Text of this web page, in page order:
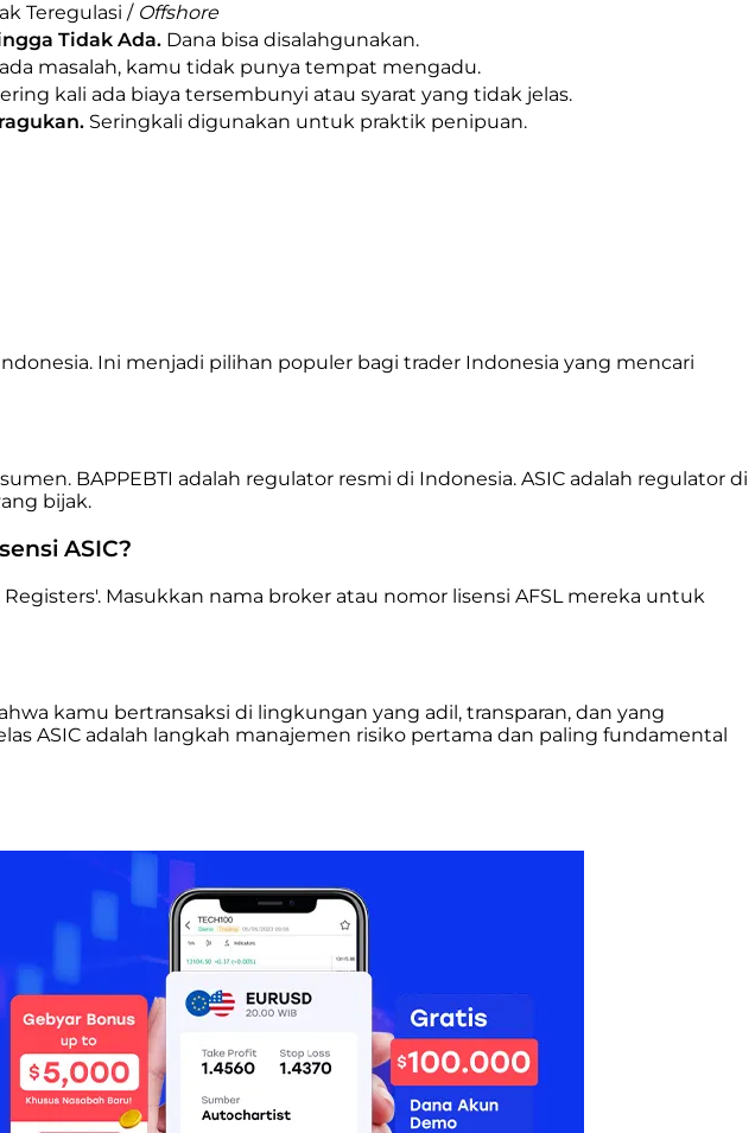
Teregulasi / Offshore
Tidak Ada. Dana bisa disalahgunakan.
masalah, kamu tidak punya tempat mengadu.
kali ada biaya tersembunyi atau syarat yang tidak jelas.
Seringkali digunakan untuk praktik penipuan.
Ini menjadi pilihan populer bagi trader Indonesia yang mencari
BAPPEBTI adalah regulator resmi di Indonesia. ASIC adalah regulator di
bijak.
ASIC?
Masukkan nama broker atau nomor lisensi AFSL mereka untuk
kamu bertransaksi di lingkungan yang adil, transparan, dan yang
ASIC adalah langkah manajemen risiko pertama dan paling fundamental